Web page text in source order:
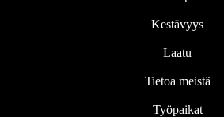
Kestävyys
Laatu
Tietoa meistä
Työpaikat